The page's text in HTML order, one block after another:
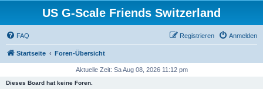
US G-Scale Friends Switzerland
FAQ Anmelden
Registrieren
Startseite Foren-Übersicht
Aktuelle Zeit: Sa Aug 08, 2026 11:12 pm
Dieses Board hat keine Foren.